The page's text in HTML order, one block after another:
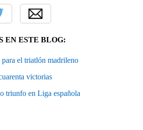
EN ESTE BLOG:
el triatlón madrileno
victorias
triunfo en Liga española